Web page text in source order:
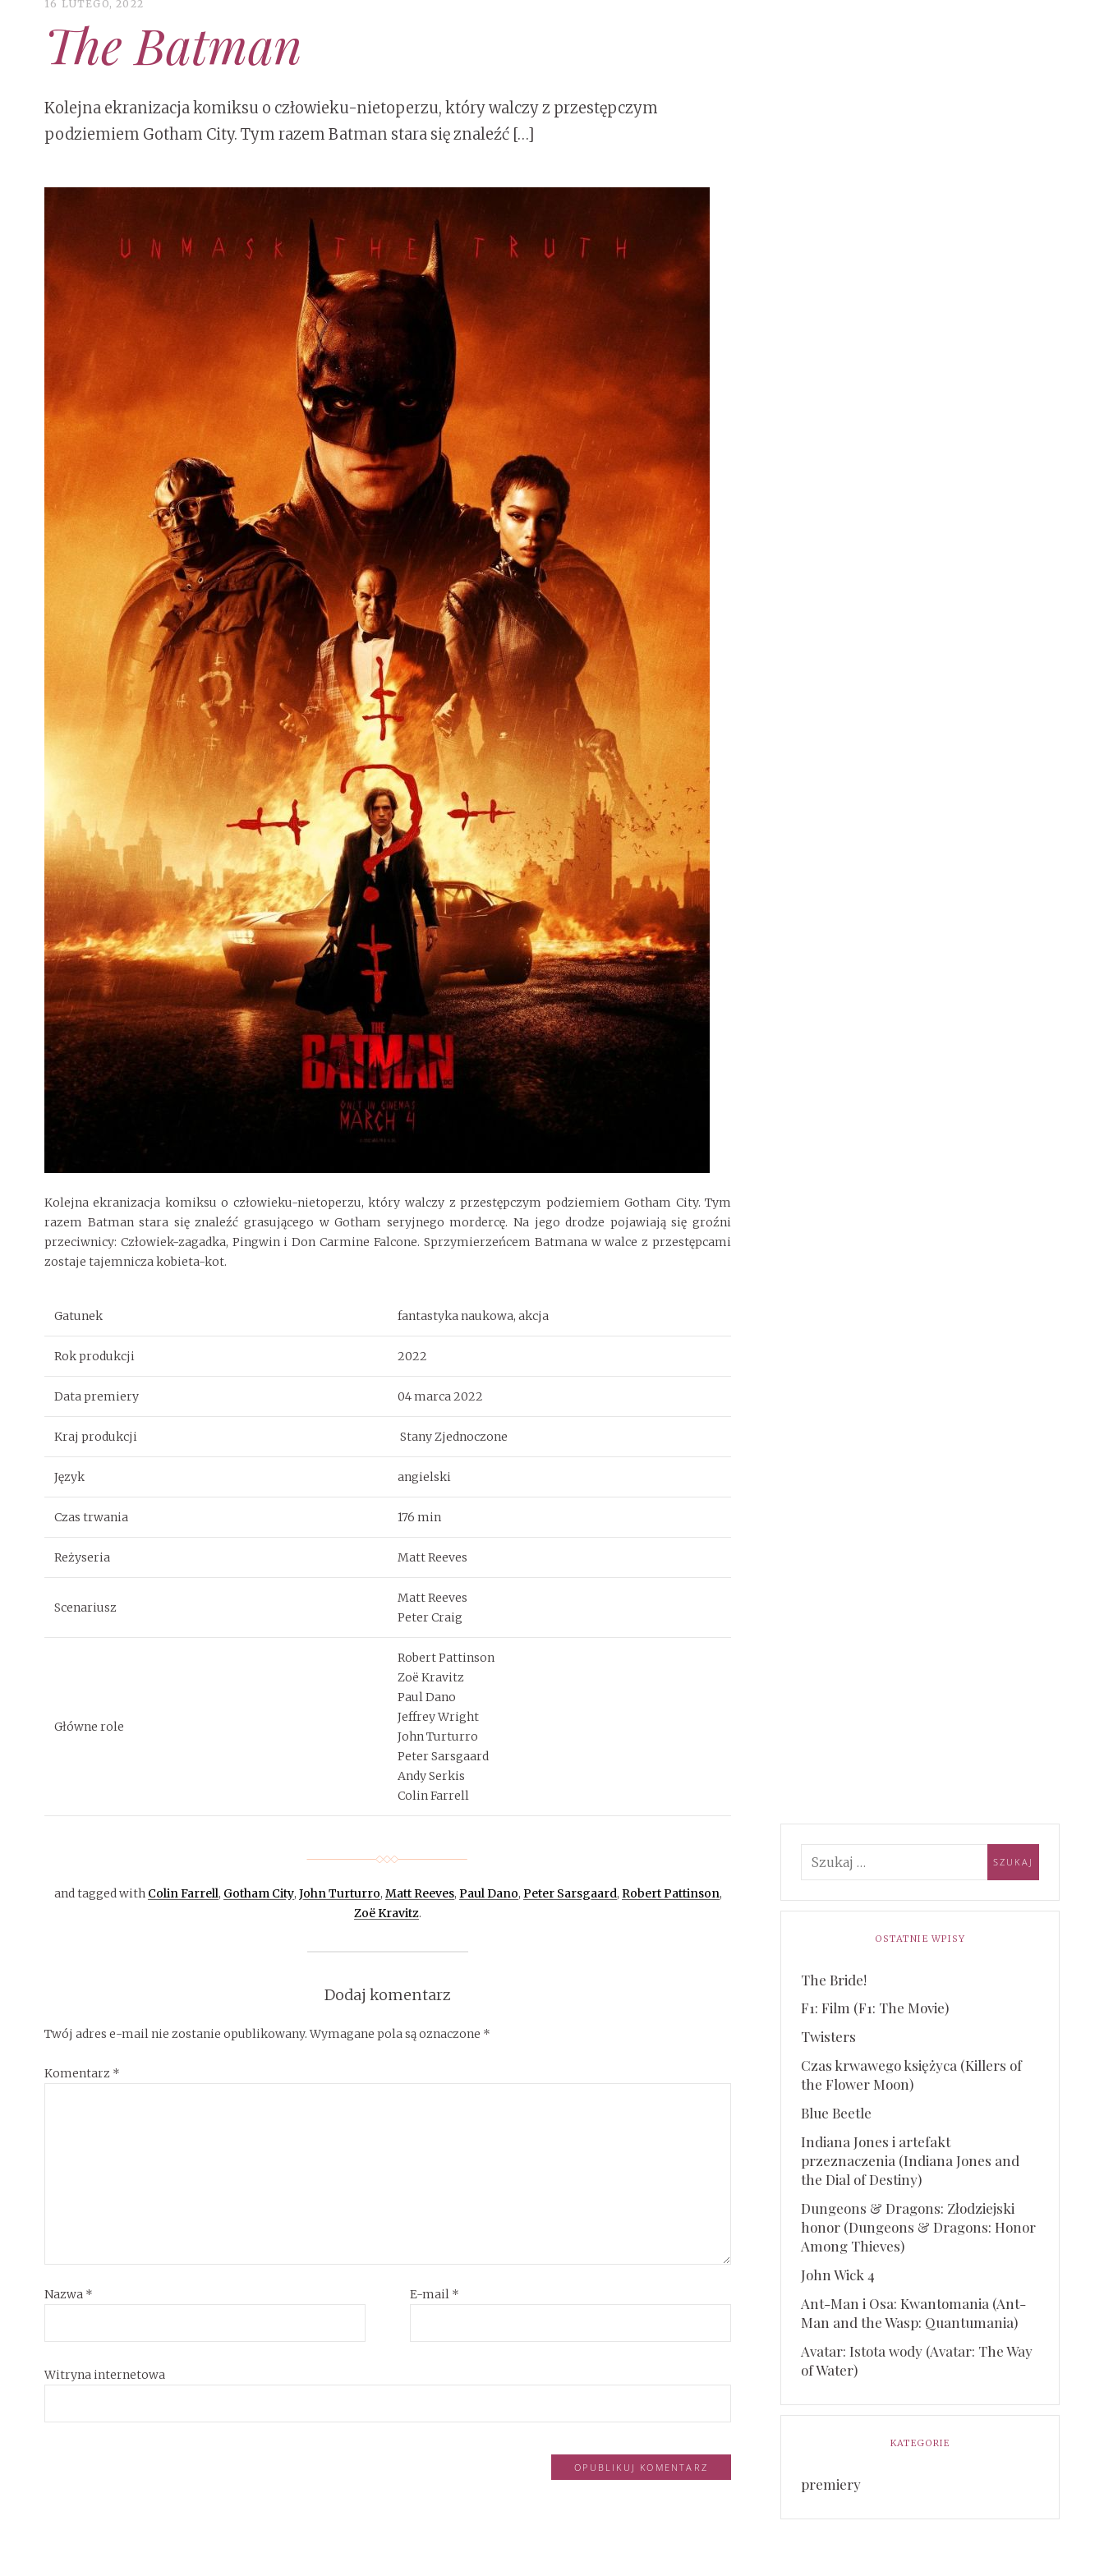
16 LUTEGO, 2022
The Batman
Kolejna ekranizacja komiksu o człowieku-nietoperzu, który walczy z przestępczym
podziemiem Gotham City. Tym razem Batman stara się znaleźć […]
Kolejna ekranizacja komiksu o człowieku-nietoperzu, który walczy z przestępczym podziemiem Gotham City. Tym
razem Batman stara się znaleźć grasującego w Gotham seryjnego mordercę. Na jego drodze pojawiają się groźni
przeciwnicy: Człowiek-zagadka, Pingwin i Don Carmine Falcone. Sprzymierzeńcem Batmana w walce z przestępcami
zostaje tajemnicza kobieta-kot.
Gatunek fantastyka naukowa, akcja
Rok produkcji 2022
Data premiery 04 marca 2022
Kraj produkcji Stany Zjednoczone
Język angielski
Czas trwania 176 min
Reżyseria Matt Reeves
Scenariusz
Matt Reeves
Peter Craig
Główne role
Robert Pattinson
Zoë Kravitz
Paul Dano
Jeffrey Wright
John Turturro
Peter Sarsgaard
Andy Serkis
Colin Farrell
and tagged with Colin Farrell, Gotham City, John Turturro, Matt Reeves, Paul Dano, Peter Sarsgaard, Robert Pattinson,
Zoë Kravitz.
Dodaj komentarz
Twój adres e-mail nie zostanie opublikowany. Wymagane pola są oznaczone *
Komentarz *
Nazwa * E-mail *
Witryna internetowa
OSTATNIE WPISY
The Bride!
F1: Film (F1: The Movie)
Twisters
Czas krwawego księżyca (Killers of
the Flower Moon)
Blue Beetle
Indiana Jones i artefakt
przeznaczenia (Indiana Jones and
the Dial of Destiny)
Dungeons & Dragons: Złodziejski
honor (Dungeons & Dragons: Honor
Among Thieves)
John Wick 4
Ant-Man i Osa: Kwantomania (Ant-
Man and the Wasp: Quantumania)
Avatar: Istota wody (Avatar: The Way
of Water)
KATEGORIE
premiery